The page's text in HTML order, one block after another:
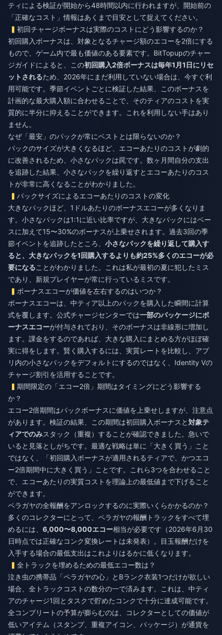
ティによる検証が開始から48時間以内に行われますが、開始前の
「正確なコスト」情報はあくまで目安として捉えてください。
初回チャージボーナスは実際のコストにどう影響するのか？
初回購入ボーナスは、対象となるチャージ額のエコーを2倍にする
もので、ゲーム内で最も価値のある要素です。BitTopupのチャー
ジガイドによると、この初回購入2倍ボーナスは毎年1月1日にリセ
ットされるため、2026年にまだ利用していない場合は、今すぐ利
用可能です。季節イベントごとに検証した結果、このボーナスを
計画的な最大購入額に合わせることで、そのティアのコストを実
質的に半分に抑えることができます。これを利用しない手はあり
ません。
なぜ「最安」のパックが常にベストとは限らないのか？
パックのサイズが大きくなるほど、エコーあたりのコストが劇的
に改善されるため、小さなパックは罠です。数ヶ月間自分の支出
を追跡した結果、小さなパックを繰り返すとエコーあたりのコス
トが非常に高くなることがわかりました。
パックサイズによるエコーあたりのコストの変化
大きなパックほど、1ドルあたりのボーナスエコーが多くなりま
す。小さなパックは1:1に近い比率ですが、大きなパックにはベー
スに加えて15〜30%のボーナスが上乗せされます。過去3回の季
節イベントを追跡したところ、 小さなパックを繰り返して購入す
ると、大きなパックを1回購入するよりも約25%多くのエコーが必
要になることがわかりました。これは私が最初の夏に犯したミス
であり、新規プレイヤーが常に行っているミスです。
ボーナスエコーが価値を左右するのはいつか？
ボーナスエコーは、中ティア以上のパックを購入した瞬間に計算
式を覆します。公式チャージセンターでは一部のパッケージにボ
ーナスエコーが付与されており、そのボーナスは非線形に増加し
ます。課金をするのであれば、大きな購入にまとめる方がほぼ確
実に得をします。賢く購入するには、実質レートを比較し、アプ
リ内の小さなパックをデフォルトにするのではなく、 Identity Vの
チャージ割引 を活用することです。
期間限定の「エコー2倍」期間はタイミングにどう影響する
か？
エコー2倍期間はパックボーナスに価値を上乗せしますが、注意点
があります。検証の結果、この期間は初回購入ボーナスと対象テ
ィアでのみスタック（重複）することが確認できました。急いで
いると見落としがちです。最適な戦略は単に「大きく買う」こと
ではなく、「初回購入ボーナスが適用されるティアで、かつエコ
ー2倍期間中に大きく買う」ことです。これら3つを合わせること
で、エコーあたりの実質コストを理論上の最低値まで下げること
ができます。
ペラガヤの全報酬をアンロックするのに実際いくらかかるのか？
多くのコレクターにとって、ペラガヤの報酬トラックをすべて埋
めるには、 6,000〜8,000エコー相当が必要です（2026年6月30
日時点では正確なコンク変換レートは未発表）。目玉報酬だけを
入手する場合の最低支出はこれよりはるかに低くなります。
全トラックを埋めるための最低エコー数は？
泣き虫の携帯品「ペラガヤの心」とBランク衣装1つだけが欲しい
場合、全トラックコストの数分の一で済みます。これは、中ティ
アのチャージ1回とタスクで貯めたコンクで十分に達成可能です。
全コンプリートの予算が膨らむのは、コレクターとしての価値が
低いアイテム（スタンプ、重複アイコン、パッケージ）が通貨を